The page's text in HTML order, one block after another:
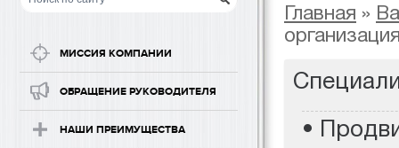
МИССИЯ КОМПАНИИ
ОБРАЩЕНИЕ РУКОВОДИТЕЛЯ
НАШИ ПРЕИМУЩЕСТВА
Главная »
•